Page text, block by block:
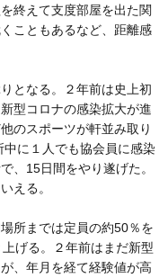
終えて支度部屋を出た関
こともあるなど、距離感
となる。２年前は史上初
型コロナの感染拡大が進
のスポーツが軒並み取り
に１人でも協会員に感染
、15日間をやり遂げた。
える。
所までは定員の約50％を
げる。２年前はまだ新型
、年月を経て経験値が高